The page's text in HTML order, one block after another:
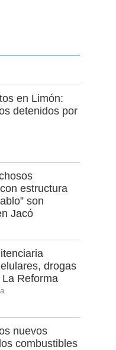
en Limón:
detenidos por
estructura
son
Jacó
drogas
Reforma
nuevos
combustibles